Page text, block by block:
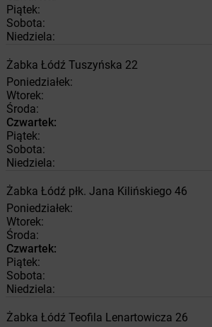
Piątek:
Sobota:
Niedziela:
Żabka Łódź Tuszyńska 22
Poniedziałek:
Wtorek:
Środa:
Czwartek:
Piątek:
Sobota:
Niedziela:
Żabka Łódź płk. Jana Kilińskiego 46
Poniedziałek:
Wtorek:
Środa:
Czwartek:
Piątek:
Sobota:
Niedziela:
Żabka Łódź Teofila Lenartowicza 26